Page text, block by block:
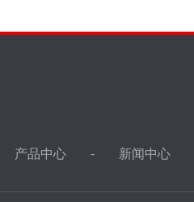
产品中心 新闻中心